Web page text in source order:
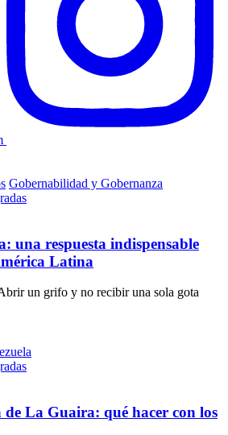
Gobernabilidad y Gobernanza
una respuesta indispensable
Latina
un grifo y no recibir una sola gota
La Guaira: qué hacer con los